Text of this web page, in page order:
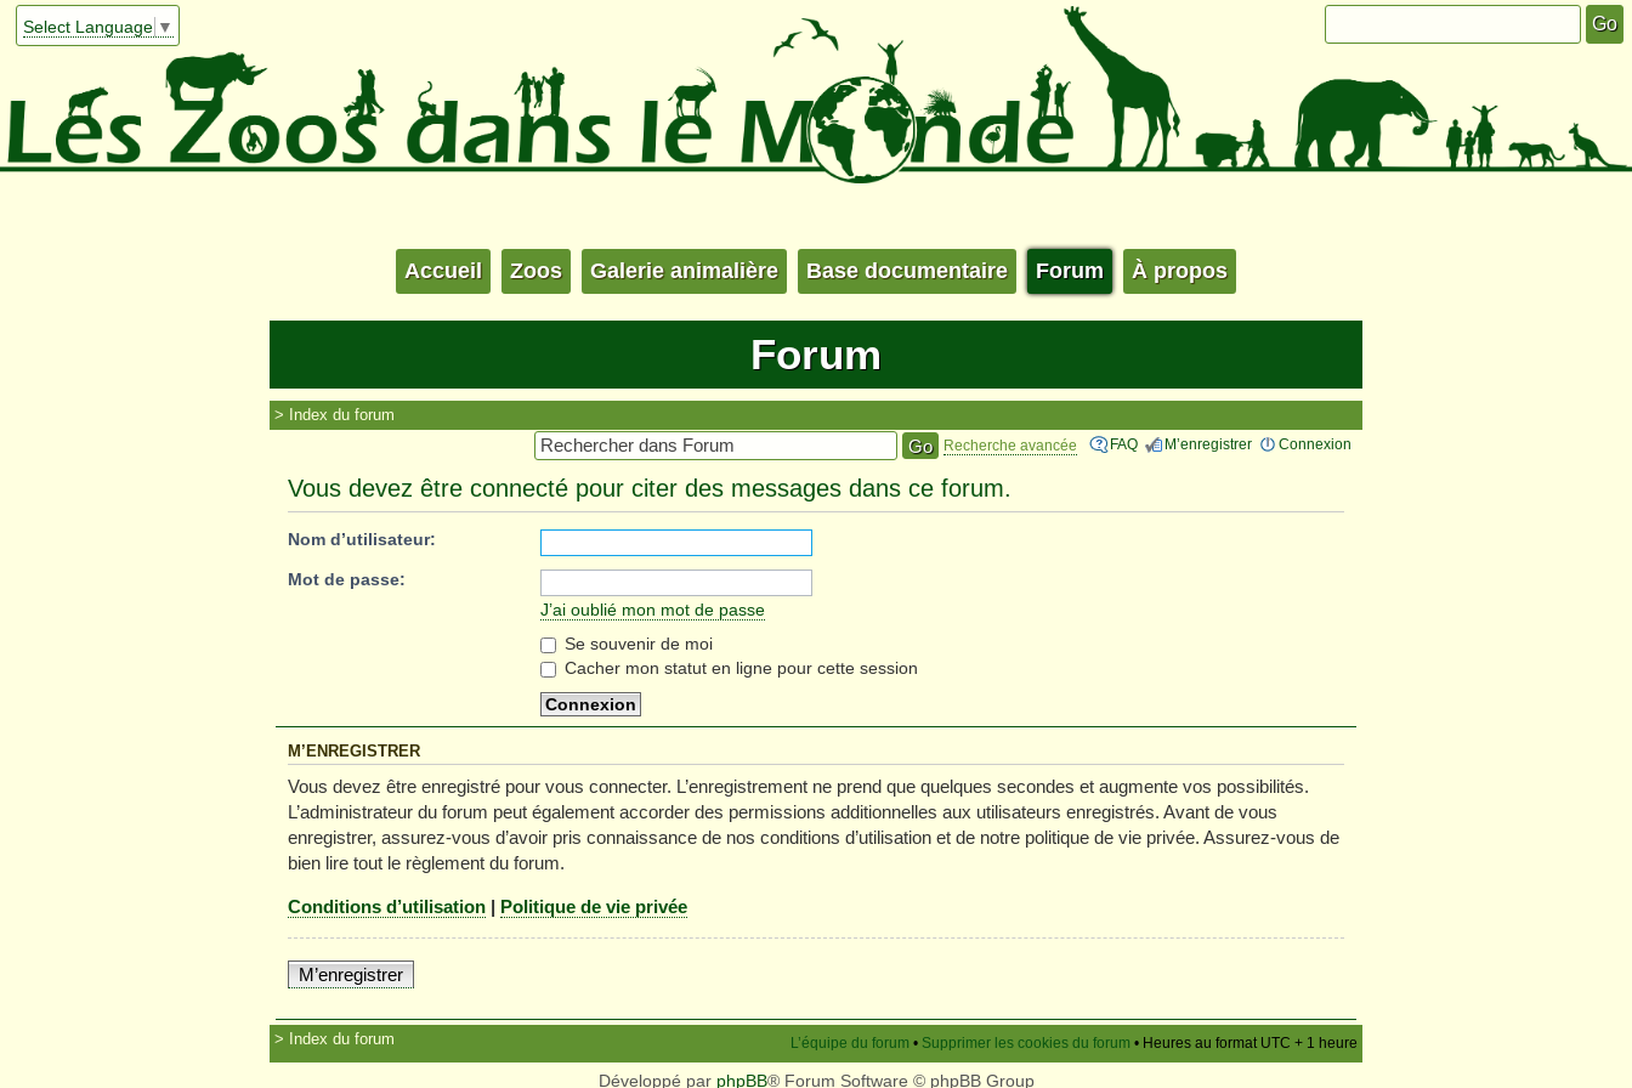
Select Language ▼
Accueil Zoos Galerie animalière Base documentaire Forum À propos
Forum
Index du forum
FAQ M’enregistrer Connexion
Recherche avancée
Vous devez être connecté pour citer des messages dans ce forum.
Nom d’utilisateur:
Mot de passe:
J’ai oublié mon mot de passe
Se souvenir de moi
Cacher mon statut en ligne pour cette session
M’ENREGISTRER
Vous devez être enregistré pour vous connecter. L’enregistrement ne prend que quelques secondes et augmente vos possibilités.
L’administrateur du forum peut également accorder des permissions additionnelles aux utilisateurs enregistrés. Avant de vous
enregistrer, assurez-vous d’avoir pris connaissance de nos conditions d’utilisation et de notre politique de vie privée. Assurez-vous de
bien lire tout le règlement du forum.
Conditions d’utilisation | Politique de vie privée
M’enregistrer
Index du forum L’équipe du forum • Supprimer les cookies du forum • Heures au format UTC + 1 heure
Développé par phpBB® Forum Software © phpBB Group